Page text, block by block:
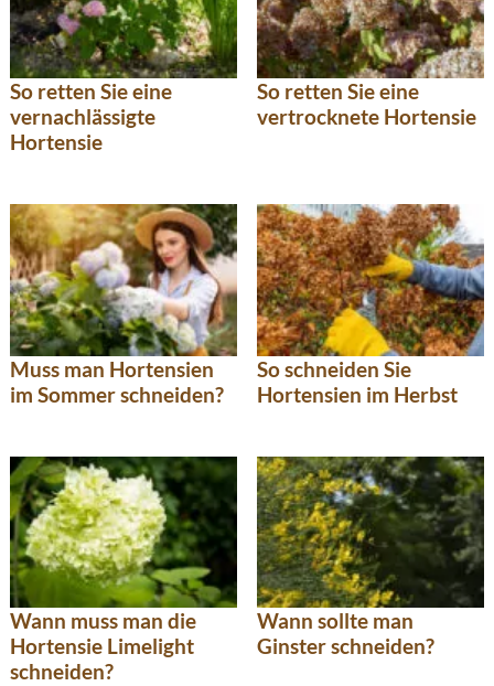
So retten Sie eine
vernachlässigte
Hortensie
So retten Sie eine
vertrocknete Hortensie
Muss man Hortensien
im Sommer schneiden?
So schneiden Sie
Hortensien im Herbst
Wann muss man die
Hortensie Limelight
schneiden?
Wann sollte man
Ginster schneiden?